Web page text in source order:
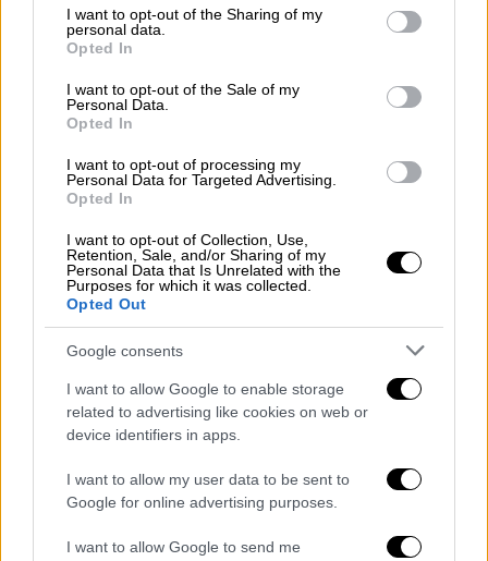
not limited to your visit or usage behaviour. You may click to
grant or deny consent to Google and its third-party tags to
use your data for below specified purposes in below Google
consent section.
I want to opt-out of the Sharing of my
personal data.
Opted In
I want to opt-out of the Sale of my
Personal Data.
Opted In
I want to opt-out of processing my
Personal Data for Targeted Advertising.
Opted In
I want to opt-out of Collection, Use,
Retention, Sale, and/or Sharing of my
Personal Data that Is Unrelated with the
Purposes for which it was collected.
Opted Out
Google consents
I want to allow Google to enable storage
related to advertising like cookies on web or
device identifiers in apps.
I want to allow my user data to be sent to
Google for online advertising purposes.
I want to allow Google to send me
Αθλητισμός|23.05.2019 23:12
Ατρόμητος: Ο Γιάννης Αναστασίου
διαδέχεται τον Νταμίρ Κάναντι
Ο 46χρονος τεχνικός συμφώνησε με τη
διοίκηση των Περιστεριωτών και πιάνει
δουλειά
ΑΛΛΑ #TAGS
ποδόσφαιρο
Ατρόμητος